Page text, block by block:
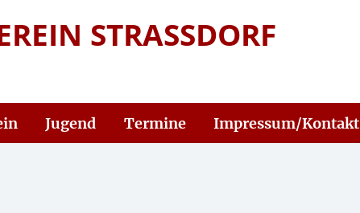
STRASSDORF
Jugend Termine Impressum/Kontakt